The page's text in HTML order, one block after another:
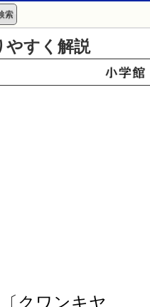
索
やすく解説
クワンキヤ